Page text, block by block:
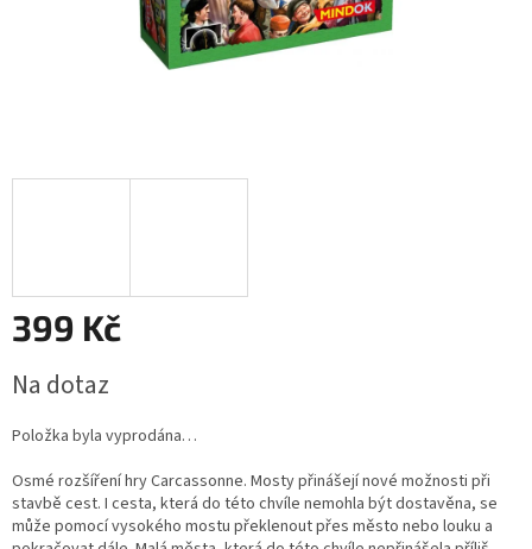
399 Kč
cena:
Na dotaz
Položka byla vyprodána…
Osmé rozšíření hry Carcassonne. Mosty přinášejí nové možnosti při
stavbě cest. I cesta, která do této chvíle nemohla být dostavěna, se
může pomocí vysokého mostu překlenout přes město nebo louku a